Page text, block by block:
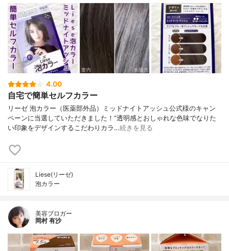
4.00
自宅で簡単セルフカラー
リーゼ 泡カラー（医薬部外品）ミッドナイトアッシュ公式様のキャン
ペーンに当選していただきました！“透明感とおしゃれな色味でなりた
い印象をデザインするこだわりカラ…続きを見る
Liese(リーゼ)
泡カラー
美容ブロガー
岡村 有沙